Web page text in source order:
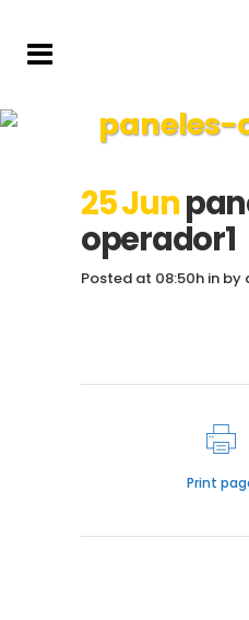
paneles-
25 Jun
operador1
Posted at 08:50h in by
Print